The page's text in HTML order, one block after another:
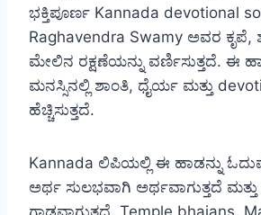
ಭಕ್ತಿಪೂರ್ಣ Kannada devotional
Raghavendra Swamy ಅವರ ಕೃಪೆ,
ಮೇಲಿನ ರಕ್ಷಣೆಯನ್ನು ವರ್ಣಿಸುತ್ತದೆ. ಈ
ಮನಸ್ಸಿನಲ್ಲಿ ಶಾಂತಿ, ಧೈರ್ಯ ಮತ್ತು
ಹೆಚ್ಚಿಸುತ್ತದೆ.
Kannada ಲಿಪಿಯಲ್ಲಿ ಈ ಹಾಡನ್ನು
ಅರ್ಥ ಸುಲಭವಾಗಿ ಅರ್ಥವಾಗುತ್ತದೆ